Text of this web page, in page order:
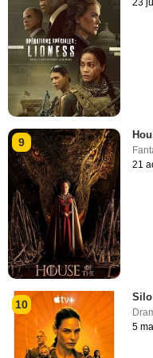
9
21
10
Silo
5